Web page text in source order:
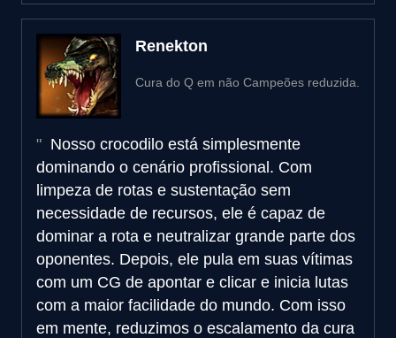
Renekton
Cura do Q em não Campeões reduzida.
Nosso crocodilo está simplesmente
dominando o cenário profissional. Com
limpeza de rotas e sustentação sem
necessidade de recursos, ele é capaz de
dominar a rota e neutralizar grande parte dos
oponentes. Depois, ele pula em suas vítimas
com um CG de apontar e clicar e inicia lutas
com a maior facilidade do mundo. Com isso
em mente, reduzimos o escalamento da cura